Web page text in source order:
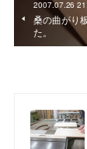
2007.07.26
桑の曲がり
た。